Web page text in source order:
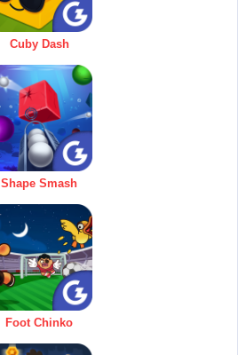
Cuby Dash
Shape Smash
Foot Chinko